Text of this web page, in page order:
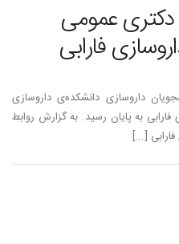
دکتری عمومی
فارابی
داروسازی دانشکده‌ی داروسازی
به پایان رسید. به گزارش روابط
[...]